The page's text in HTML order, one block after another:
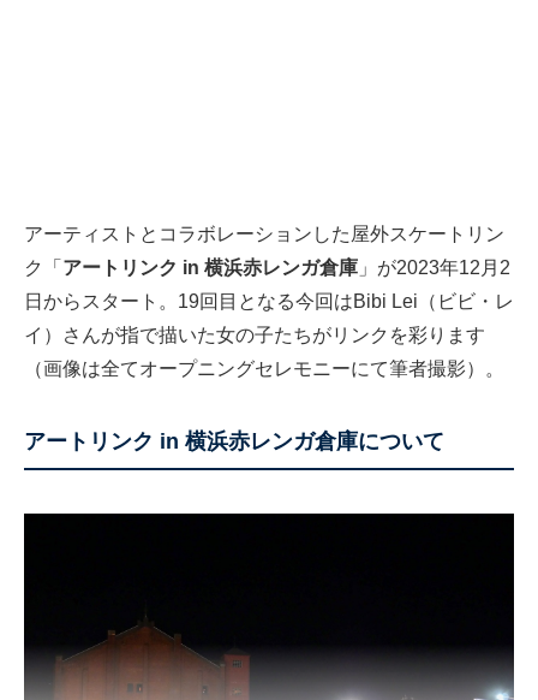
アーティストとコラボレーションした屋外スケートリン
ク「 アートリンク in 横浜赤レンガ倉庫 」が2023年12月2
日からスタート。19回目となる今回はBibi Lei（ビビ・レ
イ）さんが指で描いた女の子たちがリンクを彩ります
（画像は全てオープニングセレモニーにて筆者撮影）。
アートリンク in 横浜赤レンガ倉庫について